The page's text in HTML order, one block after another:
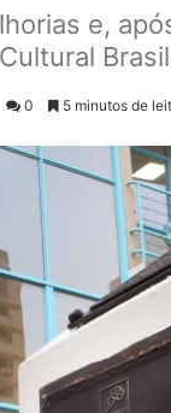
e,
0 5 minutos de